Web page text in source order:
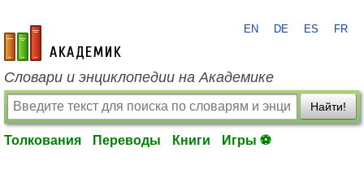
academic.ru
EN DE ES FR
Словари и энциклопедии на Академике
Найти!
Толкования Переводы Книги Игры ⚽